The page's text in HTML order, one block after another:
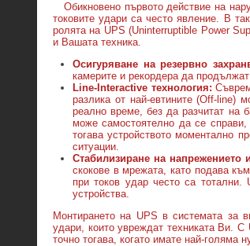
Обикновено първото действие на
токовите удари са често явление. В
ролята на UPS (Uninterruptible Power
и Вашата техника.
Осигуряване на резервно
камерите и рекордера да
Line-Interactive технология:
разлика от най-евтините (Off-line)
реално време, без да разчитат на
може самостоятелно да се справи,
тогава устройството моментално
ситуации.
Стабилизиране на напрежението
скокове в мрежата, като подава
при токов удар често са
устройства.
Монтирането на UPS в системата за
удари, които увреждат техниката Ви. С
точно тогава, когато имате най-голяма